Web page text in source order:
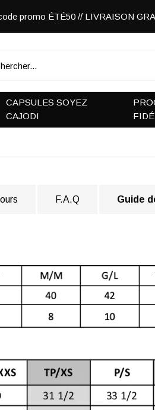
CAPSULES SOYEZ
CAJODI
promo ÉTÉ50 // LIVRAISON
F.A.Q Guide